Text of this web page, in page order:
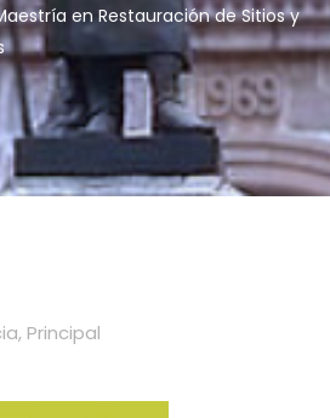
en Restauración de Sitios y
, Principal